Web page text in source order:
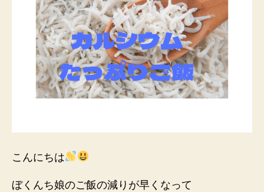
り
ご
飯
を
作
っ
て
み
の
こんにちは
ぼくんち娘のご飯の減りが早くなって